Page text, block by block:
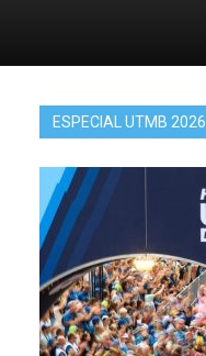
ESPECIAL UTMB 2026